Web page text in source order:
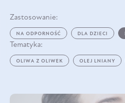
Zastosowanie:
NA ODPORNOŚĆ DLA DZIECI
Tematyka:
OLIWA Z OLIWEK OLEJ LNIANY